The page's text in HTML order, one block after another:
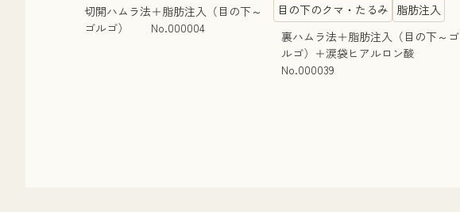
切開ハムラ法＋脂肪注入（目の下～
ゴルゴ） No.000004
目の下のクマ・たるみ 脂肪注入
裏ハムラ法＋脂肪注入（目の下～ゴ
ルゴ）＋涙袋ヒアルロン酸
No.000039